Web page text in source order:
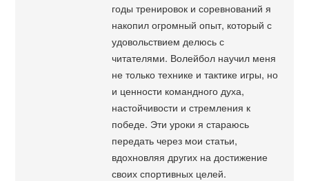
годы тренировок и соревнований я
накопил огромный опыт, который с
удовольствием делюсь с
читателями. Волейбол научил меня
не только технике и тактике игры, но
и ценности командного духа,
настойчивости и стремления к
победе. Эти уроки я стараюсь
передать через мои статьи,
вдохновляя других на достижение
своих спортивных целей.